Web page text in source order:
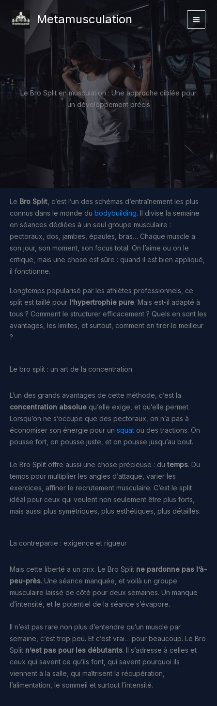
contenu
Metamusculation
Le Bro Split en musculation : Une approche ciblée pour
un développement précis
Le Bro Split , c’est l’un des schémas d’entraînement les plus
connus dans le monde du bodybuilding. Il divise la semaine
en séances dédiées à un seul groupe musculaire :
pectoraux, dos, jambes, épaules, bras… Chaque muscle a
son jour, son moment, son focus total. On l’aime ou on le
critique, mais une chose est sûre : quand il est bien appliqué,
il fonctionne.
Longtemps popularisé par les athlètes professionnels, ce
split est taillé pour l’hypertrophie pure. Mais est-il adapté à
tous ? Comment le structurer efficacement ? Quels en sont les
avantages, les limites, et surtout, comment en tirer le meilleur
?
Le bro split : un art de la concentration
L’un des grands avantages de cette méthode, c’est la
concentration absolue qu’elle exige, et qu’elle permet.
Lorsqu’on ne s’occupe que des pectoraux, on n’a pas à
économiser son énergie pour un squat ou des tractions. On
pousse fort, on pousse juste, et on pousse jusqu’au bout.
Le Bro Split offre aussi une chose précieuse : du temps. Du
temps pour multiplier les angles d’attaque, varier les
exercices, affiner le recrutement musculaire. C’est le split
idéal pour ceux qui veulent non seulement être plus forts,
mais aussi plus symétriques, plus esthétiques, plus détaillés.
La contrepartie : exigence et rigueur
Mais cette liberté a un prix. Le Bro Split ne pardonne pas l’à-
peu-près. Une séance manquée, et voilà un groupe
musculaire laissé de côté pour deux semaines. Un manque
d’intensité, et le potentiel de la séance s’évapore.
Il n’est pas rare non plus d’entendre qu’un muscle par
semaine, c’est trop peu. Et c’est vrai… pour beaucoup. Le Bro
Split n’est pas pour les débutants. Il s’adresse à celles et
ceux qui savent ce qu’ils font, qui savent pourquoi ils
viennent à la salle, qui maîtrisent la récupération,
l’alimentation, le sommeil et surtout l’intensité.